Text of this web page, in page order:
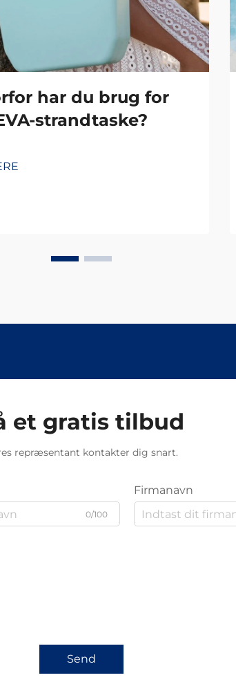
har du brug for
strandtaske?
et gratis tilbud
repræsentant kontakter dig snart.
0/100
Firmanavn
Send